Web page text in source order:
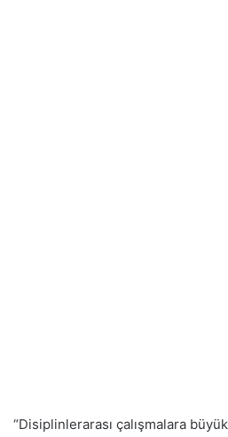
“Disiplinlerarası çalışmalara